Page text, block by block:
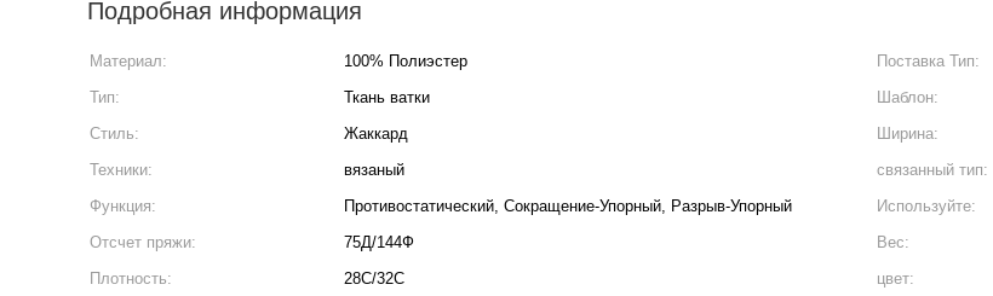
Подробная информация
Материал: 100% Полиэстер Поставка Тип:
Тип:
Ткань ватки Шаблон:
Стиль:
Жаккард Ширина:
Техники:
вязаный связанный тип:
Функция:
Противостатический, Сокращение-Упорный, Разрыв-Упорный Используйте:
Отсчет пряжи:
75Д/144Ф Вес:
Плотность:
28С/32С цвет: